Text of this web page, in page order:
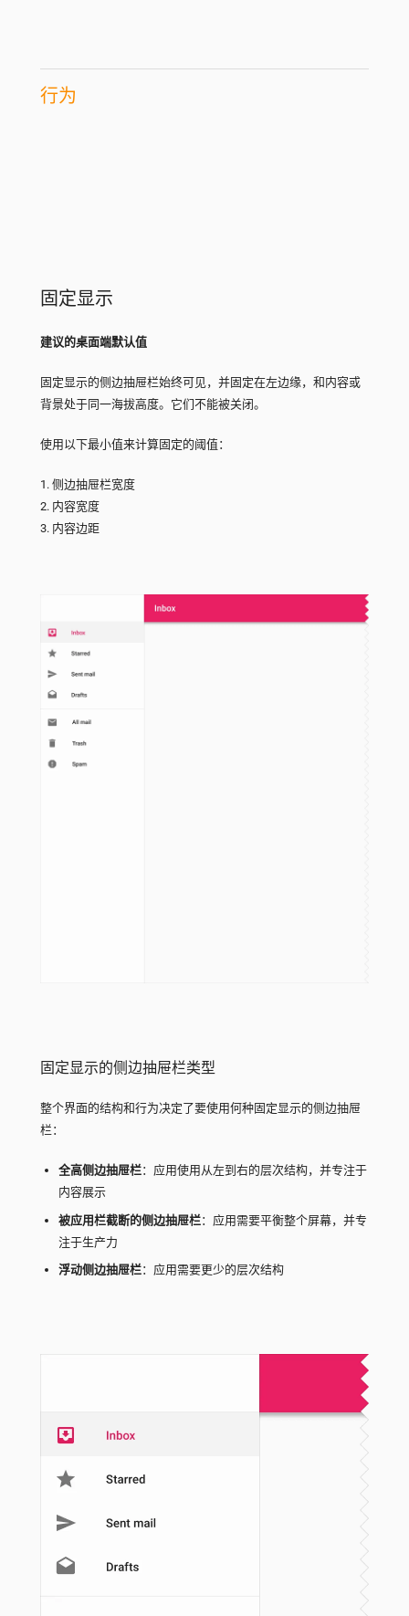
行为
固定显示
建议的桌面端默认值
固定显示的侧边抽屉栏始终可见，并固定在左边缘，和内容或
背景处于同一海拔高度。它们不能被关闭。
使用以下最小值来计算固定的阈值：
1. 侧边抽屉栏宽度
2. 内容宽度
3. 内容边距
固定显示的侧边抽屉栏类型
整个界面的结构和行为决定了要使用何种固定显示的侧边抽屉
栏：
全高侧边抽屉栏：应用使用从左到右的层次结构，并专注于
内容展示
被应用栏截断的侧边抽屉栏：应用需要平衡整个屏幕，并专
注于生产力
浮动侧边抽屉栏：应用需要更少的层次结构